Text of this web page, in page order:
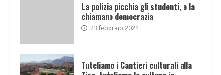
La polizia picchia gli studenti, e la
chiamano democrazia
23 febbraio 2024
Tuteliamo i Cantieri culturali alla